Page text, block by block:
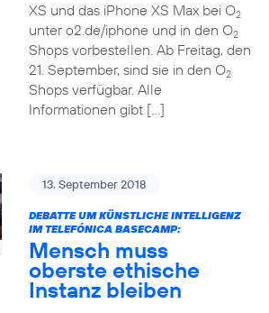
XS und das iPhone XS Max bei O2
unter o2.de/iphone und in den O2
Shops vorbestellen. Ab Freitag, den
21. September, sind sie in den O2
Shops verfügbar. Alle
Informationen gibt […]
13. September 2018
DEBATTE UM KÜNSTLICHE INTELLIGENZ
IM TELEFÓNICA BASECAMP:
Mensch muss
oberste ethische
Instanz bleiben